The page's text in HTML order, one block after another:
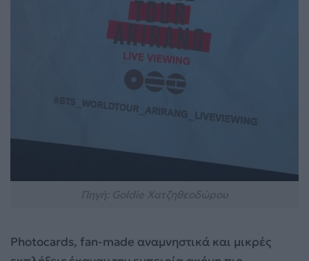
Photocards, fan-made αναμνηστικά και μικρές